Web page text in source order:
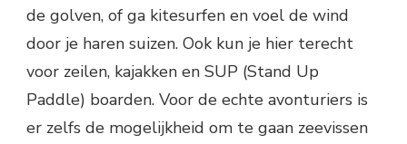
de golven, of ga kitesurfen en voel de wind
door je haren suizen. Ook kun je hier terecht
voor zeilen, kajakken en SUP (Stand Up
Paddle) boarden. Voor de echte avonturiers is
er zelfs de mogelijkheid om te gaan zeevissen